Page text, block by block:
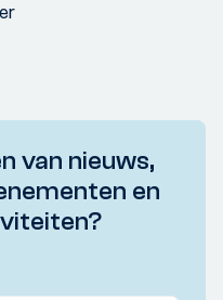
van nieuws,
en